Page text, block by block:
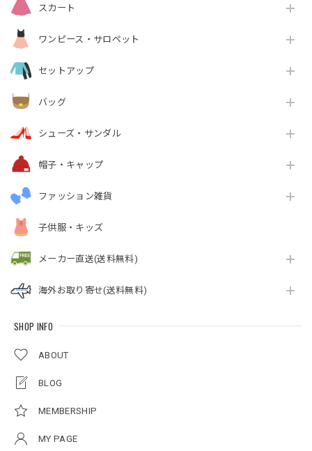
スカート
ワンピース・サロペット
セットアップ
バッグ
シューズ・サンダル
帽子・キャップ
ファッション雑貨
子供服・キッズ
メーカー直送(送料無料)
海外お取り寄せ(送料無料)
SHOP INFO
ABOUT
BLOG
MEMBERSHIP
MY PAGE